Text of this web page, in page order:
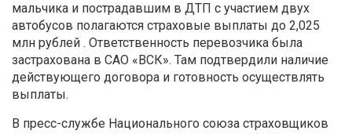
мальчика и пострадавшим в ДТП с участием двух
автобусов полагаются страховые выплаты до 2,025
млн рублей . Ответственность перевозчика была
застрахована в САО «ВСК». Там подтвердили наличие
действующего договора и готовность осуществлять
выплаты.
В пресс-службе Национального союза страховщиков